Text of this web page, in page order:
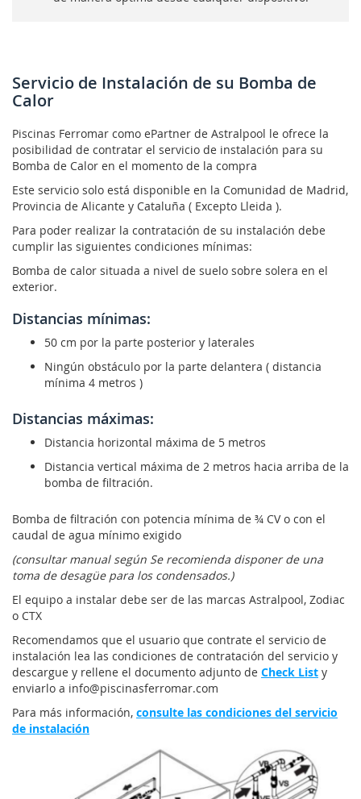
Servicio de Instalación de su Bomba de
Calor
Piscinas Ferromar como ePartner de Astralpool le ofrece la
posibilidad de contratar el servicio de instalación para su
Bomba de Calor en el momento de la compra
Este servicio solo está disponible en la Comunidad de Madrid,
Provincia de Alicante y Cataluña ( Excepto Lleida ).
Para poder realizar la contratación de su instalación debe
cumplir las siguientes condiciones mínimas:
Bomba de calor situada a nivel de suelo sobre solera en el
exterior.
Distancias mínimas:
50 cm por la parte posterior y laterales
Ningún obstáculo por la parte delantera ( distancia
mínima 4 metros )
Distancias máximas:
Distancia horizontal máxima de 5 metros
Distancia vertical máxima de 2 metros hacia arriba de la
bomba de filtración.
Bomba de filtración con potencia mínima de ¾ CV o con el
caudal de agua mínimo exigido
(consultar manual según Se recomienda disponer de una
toma de desagüe para los condensados.)
El equipo a instalar debe ser de las marcas Astralpool, Zodiac
o CTX
Recomendamos que el usuario que contrate el servicio de
instalación lea las condiciones de contratación del servicio y
descargue y rellene el documento adjunto de Check List y
enviarlo a info@piscinasferromar.com
Para más información, consulte las condiciones del servicio
de instalación